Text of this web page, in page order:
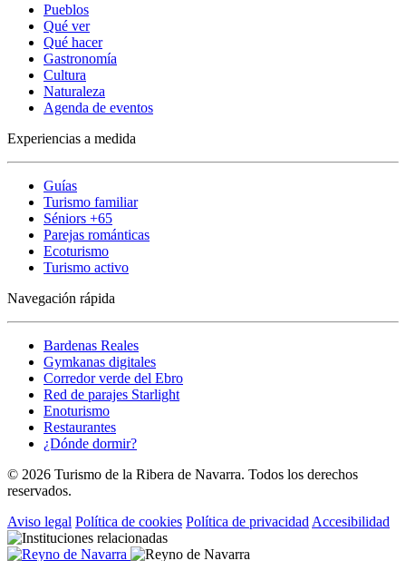
Pueblos
Qué ver
Qué hacer
Gastronomía
Cultura
Naturaleza
Agenda de eventos
Experiencias a medida
Guías
Turismo familiar
Séniors +65
Parejas románticas
Ecoturismo
Turismo activo
Navegación rápida
Bardenas Reales
Gymkanas digitales
Corredor verde del Ebro
Red de parajes Starlight
Enoturismo
Restaurantes
¿Dónde dormir?
© 2026 Turismo de la Ribera de Navarra. Todos los derechos
reservados.
Aviso legal Política de cookies Política de privacidad Accesibilidad